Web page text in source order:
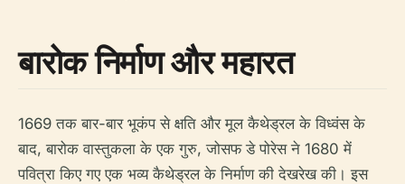
बारोक निर्माण और महारत
1669 तक बार-बार भूकंप से क्षति और मूल कैथेड्रल के विध्वंस के
बाद, बारोक वास्तुकला के एक गुरु, जोसफ डे पोरेस ने 1680 में
पवित्रा किए गए एक भव्य कैथेड्रल के निर्माण की देखरेख की। इस